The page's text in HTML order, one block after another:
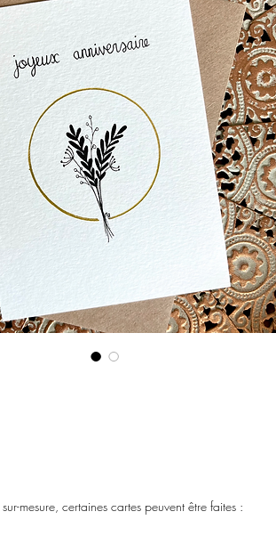
mesure, certaines cartes peuvent être faites :